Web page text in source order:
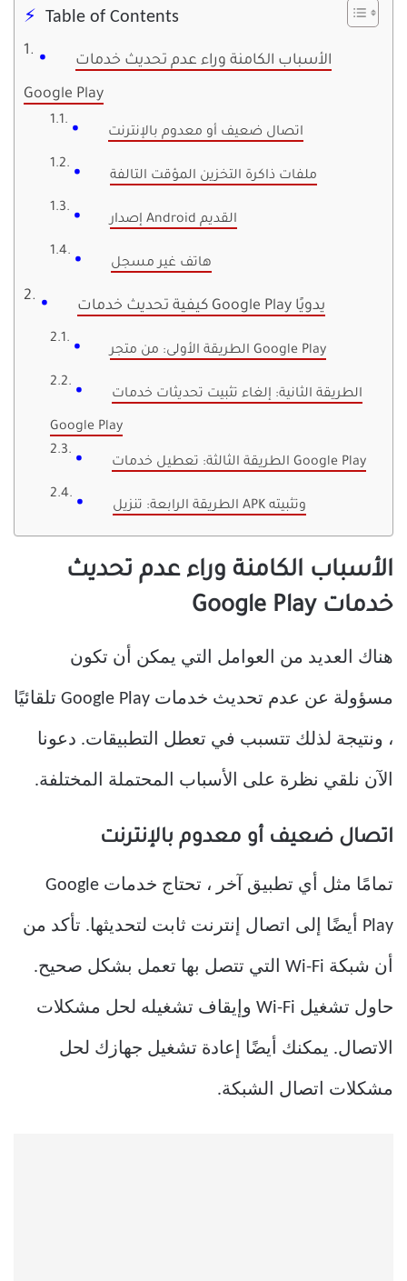
Table of Contents
الأسباب الكامنة وراء عدم تحديث خدمات
Google Play
اتصال ضعيف أو معدوم بالإنترنت
ملفات ذاكرة التخزين المؤقت التالفة
إصدار Android القديم
هاتف غير مسجل
كيفية تحديث خدمات Google Play يدويًا
الطريقة الأولى: من متجر Google Play
الطريقة الثانية: إلغاء تثبيت تحديثات خدمات
Google Play
الطريقة الثالثة: تعطيل خدمات Google Play
الطريقة الرابعة: تنزيل APK وتثبيته
الأسباب الكامنة وراء عدم تحديث
خدمات Google Play
هناك العديد من العوامل التي يمكن أن تكون
مسؤولة عن عدم تحديث خدمات Google Play تلقائيًا
، ونتيجة لذلك تتسبب في تعطل التطبيقات. دعونا
الآن نلقي نظرة على الأسباب المحتملة المختلفة.
اتصال ضعيف أو معدوم بالإنترنت
تمامًا مثل أي تطبيق آخر ، تحتاج خدمات Google
Play أيضًا إلى اتصال إنترنت ثابت لتحديثها. تأكد من
أن شبكة Wi-Fi التي تتصل بها تعمل بشكل صحيح.
حاول تشغيل Wi-Fi وإيقاف تشغيله لحل مشكلات
الاتصال. يمكنك أيضًا إعادة تشغيل جهازك لحل
مشكلات اتصال الشبكة.